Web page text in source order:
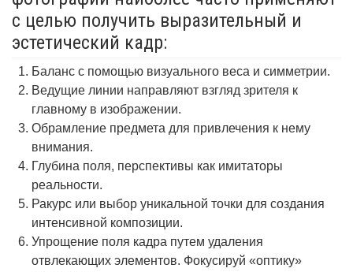
с целью получить выразительный и
эстетический кадр:
Баланс с помощью визуального веса и симметрии.
Ведущие линии направляют взгляд зрителя к
главному в изображении.
Обрамление предмета для привлечения к нему
внимания.
Глубина поля, перспективы как имитаторы
реальности.
Ракурс или выбор уникальной точки для создания
интенсивной композиции.
Упрощение поля кадра путем удаления
отвлекающих элементов. Фокусируй «оптику»